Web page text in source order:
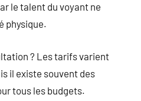
le talent du voyant ne
physique.
? Les tarifs varient
il existe souvent des
tous les budgets.